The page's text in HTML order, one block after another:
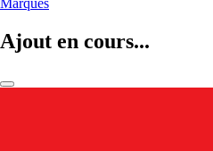
Marques
Ajout en cours...